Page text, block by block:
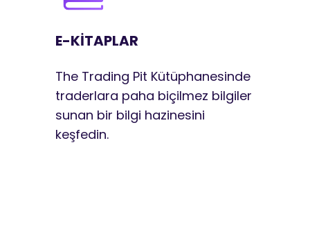
E-KİTAPLAR
The Trading Pit Kütüphanesinde
traderlara paha biçilmez bilgiler
sunan bir bilgi hazinesini
keşfedin.